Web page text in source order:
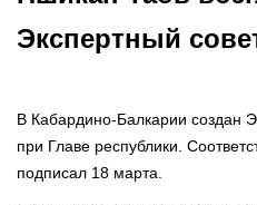
Экспертный
В Кабардино-Балкарии создан
при Главе республики.
подписал 18 марта.